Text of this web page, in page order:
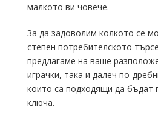
малкото ви човече.
За да задоволим колкото се
степен потребителското
предлагаме на ваше
играчки, така и далеч по-
които са подходящи да бъдат
ключа.